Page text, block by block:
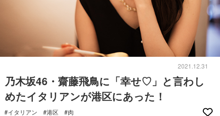
2021.12.31
乃木坂46・齋藤飛鳥に「幸せ♡」と言わし
めたイタリアンが港区にあった！
#イタリアン #港区 #肉